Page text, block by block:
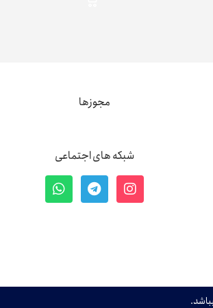
مجوزها
شبکه های اجتماعی